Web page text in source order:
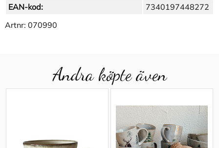
EAN-kod:
7340197448272
Artnr: 070990
Andra köpte även